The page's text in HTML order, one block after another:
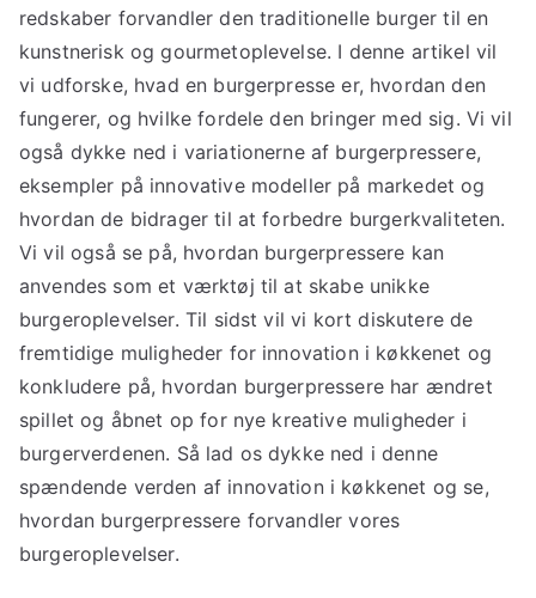
redskaber forvandler den traditionelle burger til en
kunstnerisk og gourmetoplevelse. I denne artikel vil
vi udforske, hvad en burgerpresse er, hvordan den
fungerer, og hvilke fordele den bringer med sig. Vi vil
også dykke ned i variationerne af burgerpressere,
eksempler på innovative modeller på markedet og
hvordan de bidrager til at forbedre burgerkvaliteten.
Vi vil også se på, hvordan burgerpressere kan
anvendes som et værktøj til at skabe unikke
burgeroplevelser. Til sidst vil vi kort diskutere de
fremtidige muligheder for innovation i køkkenet og
konkludere på, hvordan burgerpressere har ændret
spillet og åbnet op for nye kreative muligheder i
burgerverdenen. Så lad os dykke ned i denne
spændende verden af innovation i køkkenet og se,
hvordan burgerpressere forvandler vores
burgeroplevelser.